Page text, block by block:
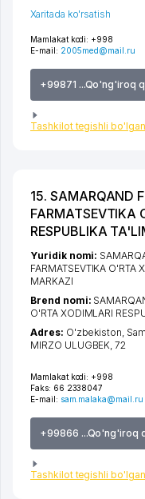
Mamlakat kodi: +998
E-mail: 2005med@mail.ru
+99871 ...Qo'ng'iroq
Tashkilot tegishli
Xaritada ko'rsatish
15. SAMARQAND
FARMATSEVTIKA
RESPUBLIKA
Mamlakat kodi: +998
Faks: 66 2338047
E-mail: sam.malaka@mail.ru
+99866 ...Qo'ng'iroq
Tashkilot tegishli
Yuridik nomi:
FARMATSEVTIKA O'RTA
MARKAZI
Brend nomi:
O'RTA XODIMLARI
Adres: O'zbekiston,
MIRZO ULUGBEK, 72